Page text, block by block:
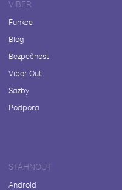
VIBER
Funkce
Blog
Bezpečnost
Viber Out
Sazby
Podpora
STÁHNOUT
Android